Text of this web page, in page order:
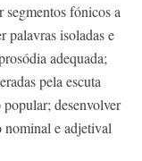
fónicos a
palavras isoladas e
adequada;
pela escuta
desenvolver
nominal e adjetival